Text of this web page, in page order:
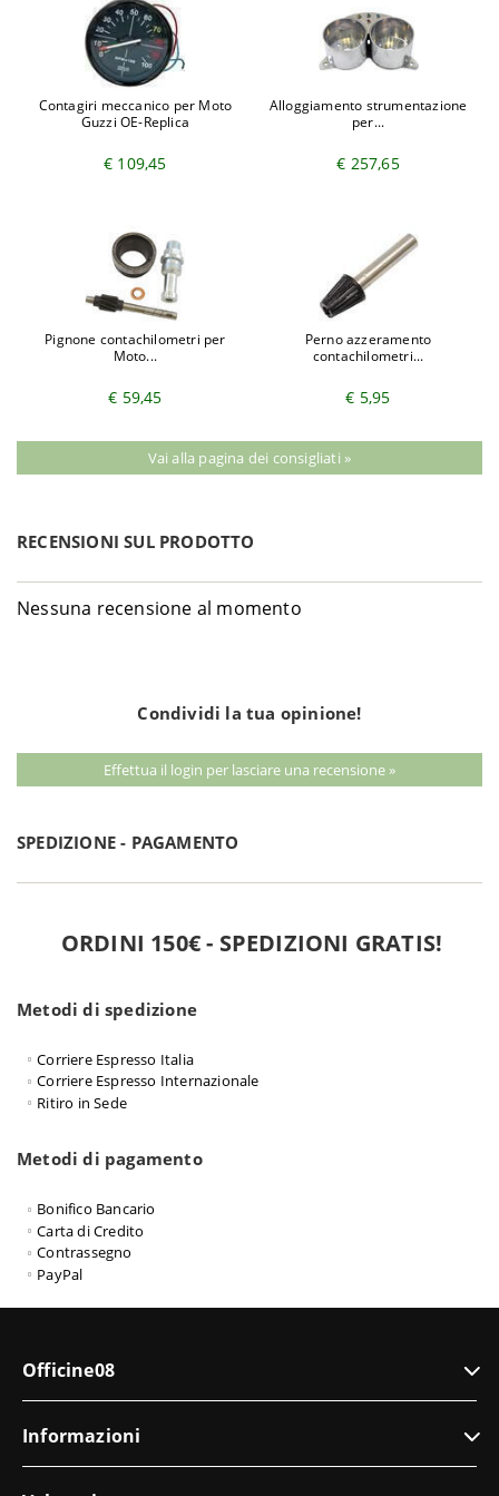
Contagiri meccanico per Moto
Guzzi OE-Replica
€ 109,45
Alloggiamento strumentazione
per...
€ 257,65
Pignone contachilometri per
Moto...
€ 59,45
Perno azzeramento
contachilometri...
€ 5,95
Vai alla pagina dei consigliati »
RECENSIONI SUL PRODOTTO
Nessuna recensione al momento
Condividi la tua opinione!
Effettua il login per lasciare una recensione »
SPEDIZIONE - PAGAMENTO
ORDINI 150€ - SPEDIZIONI GRATIS!
Metodi di spedizione
Corriere Espresso Italia
Corriere Espresso Internazionale
Ritiro in Sede
Metodi di pagamento
Bonifico Bancario
Carta di Credito
Contrassegno
PayPal
Officine08
Informazioni